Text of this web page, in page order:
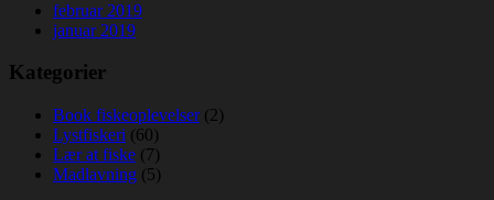
februar 2019
januar 2019
Kategorier
Book fiskeoplevelser(2)
Lystfiskeri (60)
Lær at fiske (7)
Madlavning (5)